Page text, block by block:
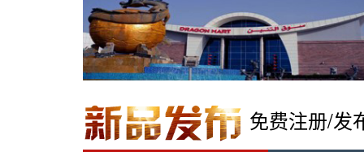
免费注册/发